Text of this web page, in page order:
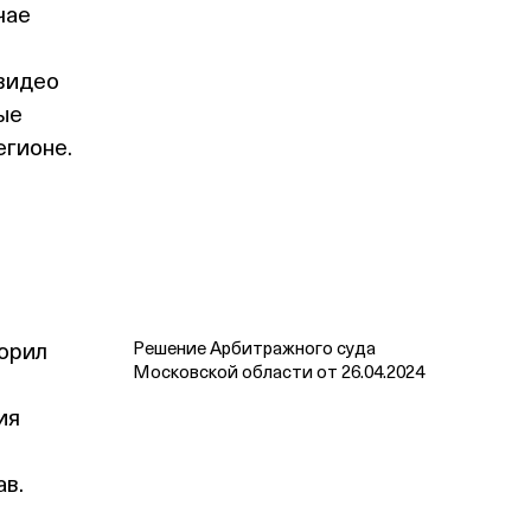
Решение Арбитражного суда
Московской области от 26.04.2024